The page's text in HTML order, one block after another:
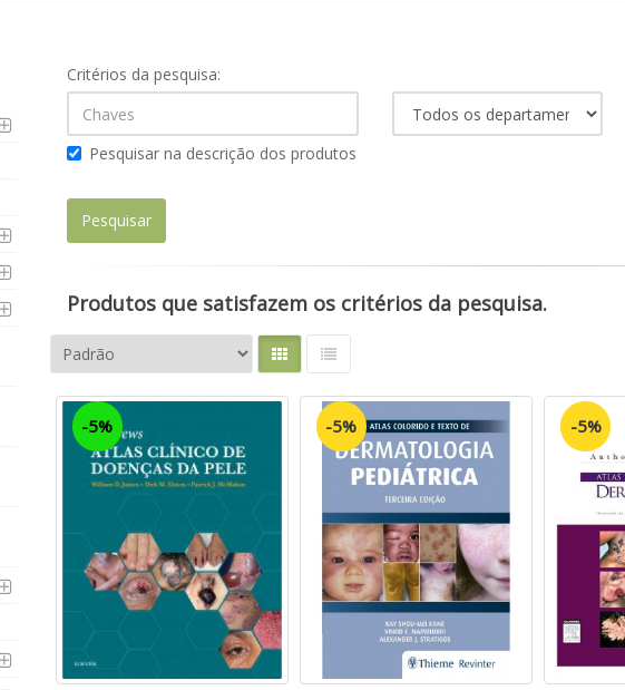
Critérios da pesquisa:
Pesquisar na descrição dos produtos
Produtos que satisfazem os critérios da pesquisa.
-5% -5% -5%